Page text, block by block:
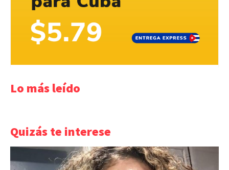
Lo más leído
Quizás te interese